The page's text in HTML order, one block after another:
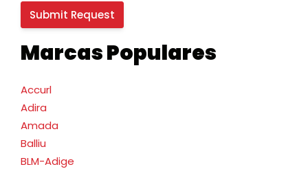
Marcas Populares
Accurl
Adira
Amada
Balliu
BLM-Adige